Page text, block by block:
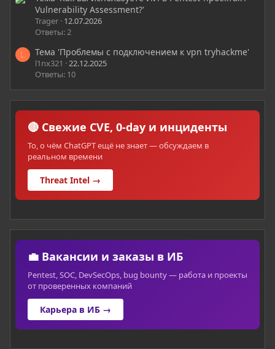
Vulnerability Assessment?'
Trager 12.07.2026
Ответы: 2
L Тема 'Проблемы с подключением к vpn tryhackme'
l1nx321
22.12.2025
Ответы: 10
🔴 Свежие CVE, 0-day и инциденты
То, о чём ChatGPT ещё не знает — обсуждаем в
реальном времени
Threat Intel →
💼 Вакансии и заказы в ИБ
Pentest, SOC, DevSecOps, bug bounty — работа и проекты
от проверенных компаний
Карьера в ИБ →